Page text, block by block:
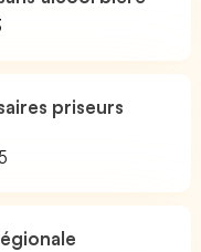
priseurs